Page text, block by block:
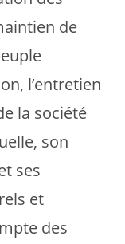
de
l’entretien
la société
son
ses
et
des